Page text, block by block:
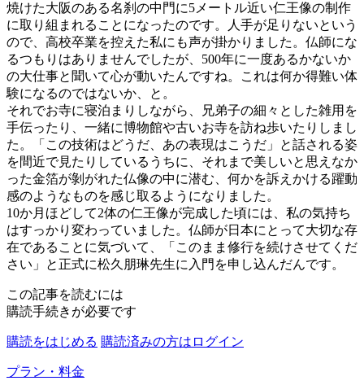
焼けた大阪のある名刹の中門に5メートル近い仁王像の制作
に取り組まれることになったのです。人手が足りないという
ので、高校卒業を控えた私にも声が掛かりました。仏師にな
るつもりはありませんでしたが、500年に一度あるかないか
の大仕事と聞いて心が動いたんですね。これは何か得難い体
験になるのではないか、と。
それでお寺に寝泊まりしながら、兄弟子の細々とした雑用を
手伝ったり、一緒に博物館や古いお寺を訪ね歩いたりしまし
た。「この技術はどうだ、あの表現はこうだ」と話される姿
を間近で見たりしているうちに、それまで美しいと思えなか
った金箔が剝がれた仏像の中に潜む、何かを訴えかける躍動
感のようなものを感じ取るようになりました。
10か月ほどして2体の仁王像が完成した頃には、私の気持ち
はすっかり変わっていました。仏師が日本にとって大切な存
在であることに気づいて、「このまま修行を続けさせてくだ
さい」と正式に松久朋琳先生に入門を申し込んだんです。
この記事を読むには
購読手続きが必要です
購読をはじめる 購読済みの方はログイン
プラン・料金